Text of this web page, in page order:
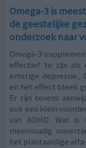
Omega-3 is
de geestelijke
onderzoek naar
Omega-3-
effectief te zijn als
ernstige depressie,.
en het effect bleek
Er zijn tevens
ook een klein
van ADHD. Wat is
meervoudig
het plantaardige